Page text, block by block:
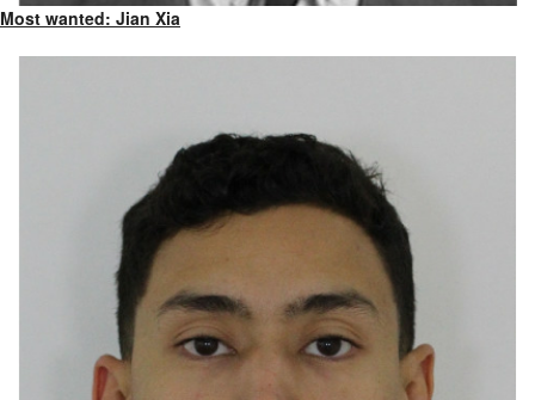
Most wanted: Jian Xia